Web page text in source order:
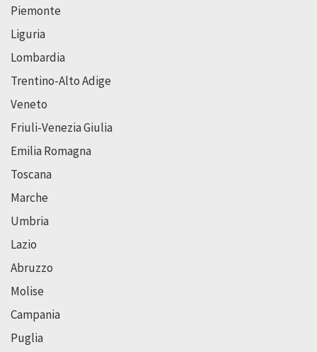
Piemonte
Liguria
Lombardia
Trentino-Alto Adige
Veneto
Friuli-Venezia Giulia
Emilia Romagna
Toscana
Marche
Umbria
Lazio
Abruzzo
Molise
Campania
Puglia